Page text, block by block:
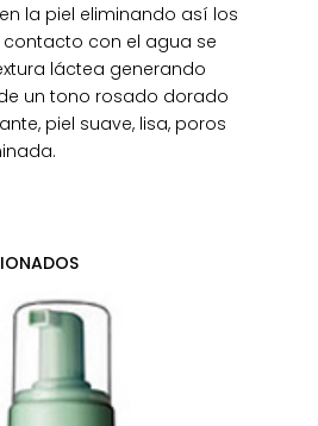
la piel eliminando así los
con el agua se
láctea generando
un tono rosado dorado
piel suave, lisa, poros